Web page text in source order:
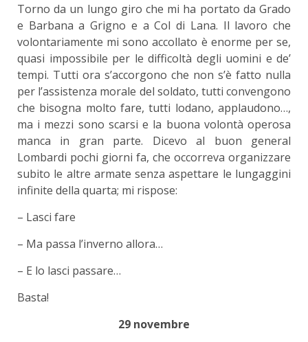
Torno da un lungo giro che mi ha portato da Grado
e Barbana a Grigno e a Col di Lana. Il lavoro che
volontariamente mi sono accollato è enorme per se,
quasi impossibile per le difficoltà degli uomini e de’
tempi. Tutti ora s’accorgono che non s’è fatto nulla
per l’assistenza morale del soldato, tutti convengono
che bisogna molto fare, tutti lodano, applaudono…,
ma i mezzi sono scarsi e la buona volontà operosa
manca in gran parte. Dicevo al buon general
Lombardi pochi giorni fa, che occorreva organizzare
subito le altre armate senza aspettare le lungaggini
infinite della quarta; mi rispose:
– Lasci fare
– Ma passa l’inverno allora…
– E lo lasci passare…
Basta!
29 novembre